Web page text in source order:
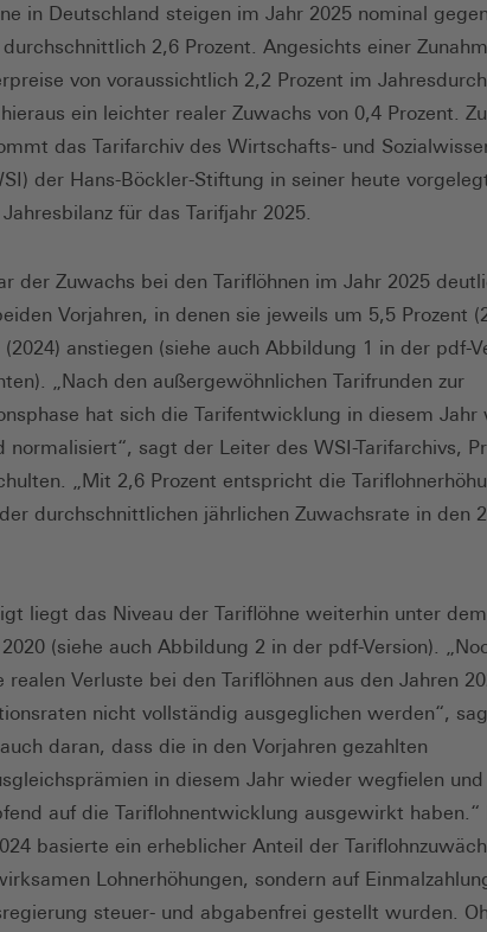
in Deutschland steigen im Jahr 2025 nominal
2,6 Prozent. Angesichts einer
von voraussichtlich 2,2 Prozent im
ein leichter realer Zuwachs von 0,4 Prozent.
das Tarifarchiv des Wirtschafts- und
der Hans-Böckler-Stiftung in seiner heute
für das Tarifjahr 2025.
der Zuwachs bei den Tariflöhnen im Jahr 2025
Vorjahren, in denen sie jeweils um 5,5 Prozent
(2024) anstiegen (siehe auch Abbildung 1 in der pdf-
„Nach den außergewöhnlichen Tarifrunden zur
hat sich die Tarifentwicklung in diesem Jahr
normalisiert“, sagt der Leiter des WSI-Tarifarchivs,
„Mit 2,6 Prozent entspricht die
durchschnittlichen jährlichen Zuwachsrate in den
liegt das Niveau der Tariflöhne weiterhin unter
(siehe auch Abbildung 2 in der pdf-Version).
realen Verluste bei den Tariflöhnen aus den Jahren
nicht vollständig ausgeglichen werden“,
auch daran, dass die in den Vorjahren gezahlten
in diesem Jahr wieder wegfielen
auf die Tariflohnentwicklung ausgewirkt haben.“
basierte ein erheblicher Anteil der
Lohnerhöhungen, sondern auf
steuer- und abgabenfrei gestellt wurden.